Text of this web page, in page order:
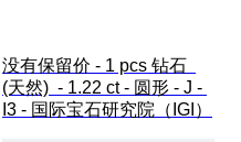
没有保留价 - 1 pcs 钻石
(天然)  - 1.22 ct - 圆形 - J -
I3 - 国际宝石研究院（IGI）